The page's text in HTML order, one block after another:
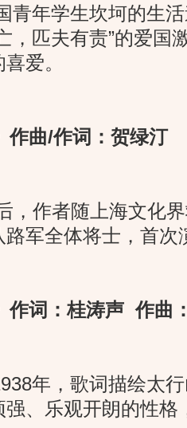
青年学生坎坷的生
，匹夫有责”的爱国
爱。
曲/作词：贺绿汀
，作者随上海文化
军全体将士，首次
作词：桂涛声 作曲
年，歌词描绘太
、乐观开朗的性